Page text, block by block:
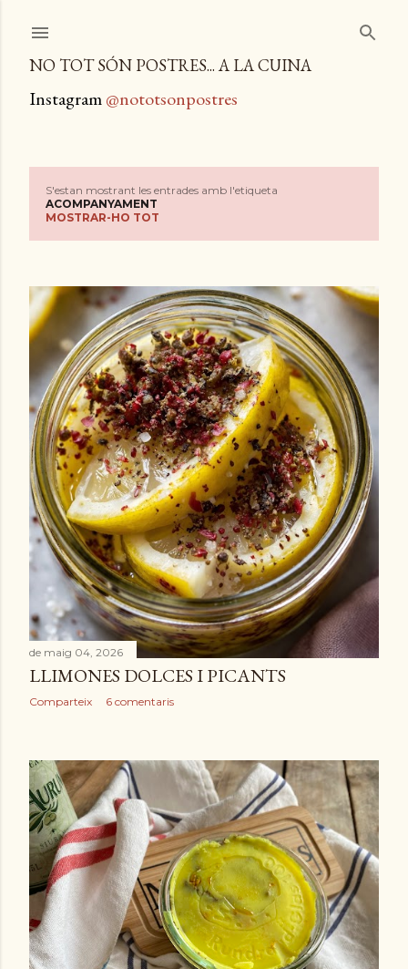
NO TOT SÓN POSTRES... A LA CUINA
Instagram@nototsonpostres
n
t
r
a
d
e
s
S'estan mostrant les entrades amb l'etiqueta
ACOMPANYAMENT
MOSTRAR-HO TOT
de maig 04, 2026
LLIMONES DOLCES I PICANTS
Comparteix 6 comentaris